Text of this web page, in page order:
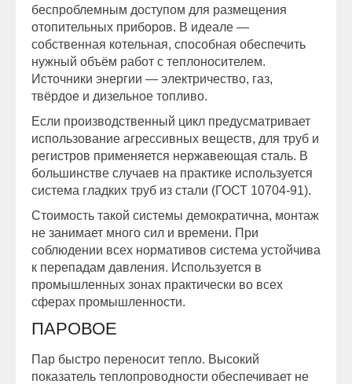
беспроблемным доступом для размещения
отопительных приборов. В идеале —
собственная котельная, способная обеспечить
нужный объём работ с теплоносителем.
Источники энергии — электричество, газ,
твёрдое и дизельное топливо.
Если производственный цикл предусматривает
использование агрессивных веществ, для труб и
регистров применяется нержавеющая сталь. В
большинстве случаев на практике используется
система гладких труб из стали (ГОСТ 10704-91).
Стоимость такой системы демократична, монтаж
не занимает много сил и времени. При
соблюдении всех нормативов система устойчива
к перепадам давления. Используется в
промышленных зонах практически во всех
сферах промышленности.
ПАРОВОЕ
Пар быстро переносит тепло. Высокий
показатель теплопроводности обеспечивает не